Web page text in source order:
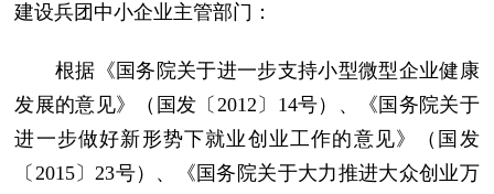
建设兵团中小企业主管部门：
根据《国务院关于进一步支持小型微型企业健康
发展的意见》（国发〔2012〕14号）、《国务院关于
进一步做好新形势下就业创业工作的意见》（国发
〔2015〕23号）、《国务院关于大力推进大众创业万